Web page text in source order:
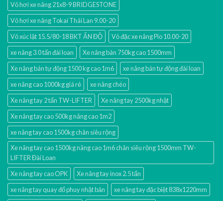
Vỏ hơi xe nâng 21x8-9 BRIDGESTONE
Vỏ hơi xe nâng Tokai Thái Lan 9.00-20
Vỏ xúc lật 15.5/80-18 BKT ẤN ĐỘ
Vỏ đặc xe nâng Pio 10.00-20
xe nâng 3.0 tấn đài loan
Xe nâng bàn 750kg cao 1500mm
Xe nâng bán tự động 1500 kg cao 1m6
xe nâng bán tự động đài loan
xe nâng cao 1000kg giá rẻ
xe nâng chéo
Xe nâng tay 2 tấn TW-LIFTER
Xe nâng tay 2500kg nhật
Xe nâng tay cao 500kg nâng cao 1m2
xe nâng tay cao 1500kg chân siêu rộng
Xe nâng tay cao 1500kg nâng cao 1m6 chân siêu rộng 1500mm TW-
LIFTER Đài Loan
Xe nâng tay cao OPK
Xe nâng tay inox 2.5 tấn
xe nâng tay quay đổ phuy nhật bản
xe nâng tay đặc biệt 838x1220mm